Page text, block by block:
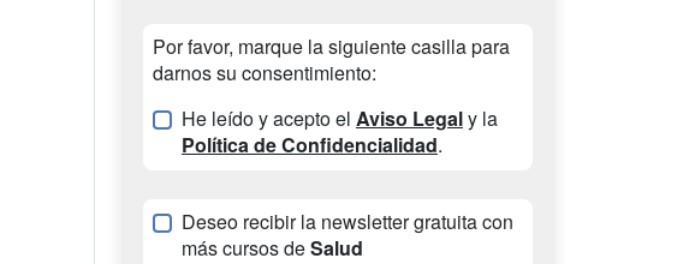
Por favor, marque la siguiente casilla para
darnos su consentimiento:
He leído y acepto el Aviso Legaly la
Política de Confidencialidad.
Deseo recibir la newsletter gratuita con
más cursos deSalud